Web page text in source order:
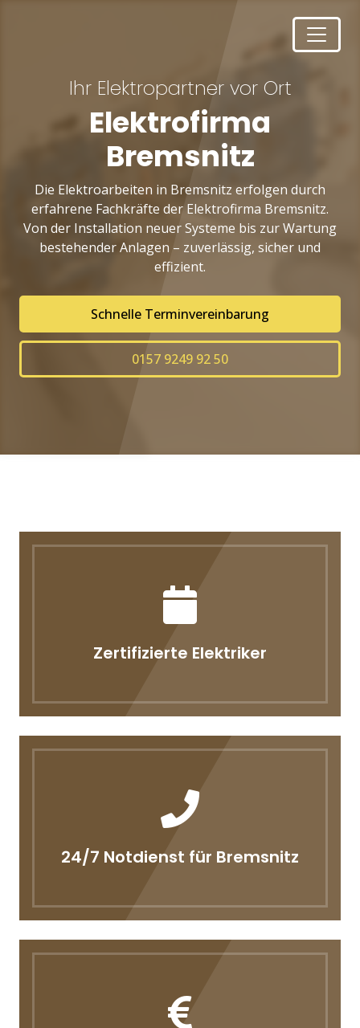
Ihr Elektropartner vor Ort
Elektrofirma
Bremsnitz
Die Elektroarbeiten in Bremsnitz erfolgen durch
erfahrene Fachkräfte der Elektrofirma Bremsnitz.
Von der Installation neuer Systeme bis zur Wartung
bestehender Anlagen – zuverlässig, sicher und
effizient.
Schnelle Terminvereinbarung
0157 9249 92 50
Zertifizierte Elektriker
24/7 Notdienst für Bremsnitz